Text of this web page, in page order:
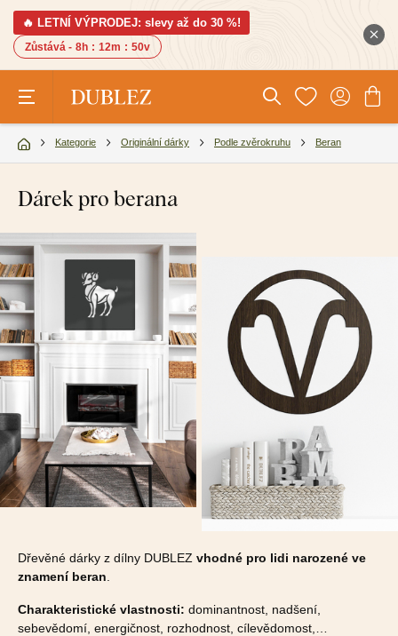
🔥 LETNÍ VÝPRODEJ: slevy až do 30 %!
Zůstává - 8h : 12m : 49v
Kategorie Originální dárky Podle zvěrokruhu Beran
Dárek pro berana
Dřevěné dárky z dílny DUBLEZ vhodné pro lidi narozené ve
znamení beran
Charakteristické vlastnosti: dominantnost, nadšení,
sebevědomí, energičnost, rozhodnost, cílevědomost,…